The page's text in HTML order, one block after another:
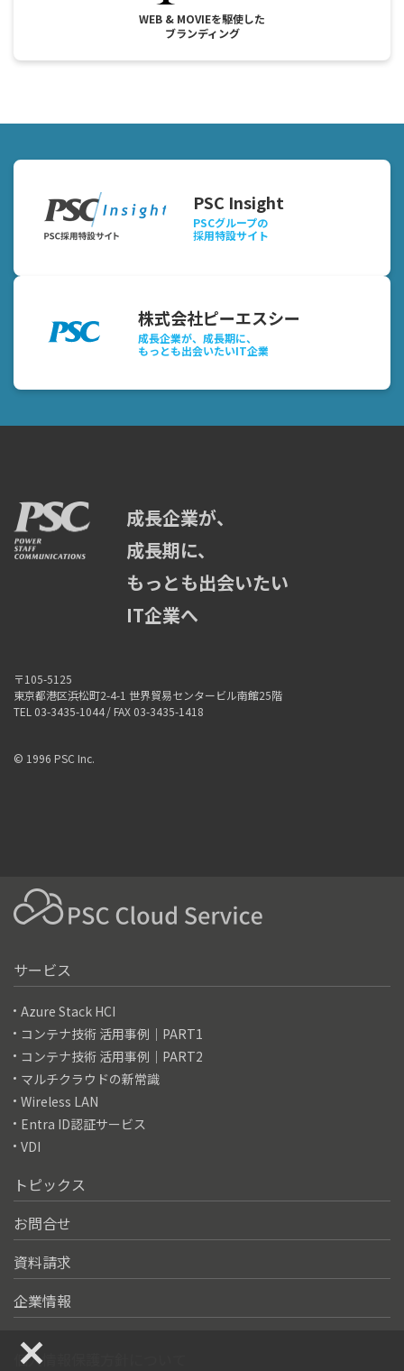
WEB & MOVIEを駆使した
ブランディング
PSC Insight
PSCグループの
採用特設サイト
株式会社ピーエスシー
成長企業が、成長期に、
もっとも出会いたいIT企業
成長企業が、
成長期に、
もっとも出会いたい
IT企業へ
〒105-5125
東京都港区浜松町2-4-1 世界貿易センタービル南館25階
TEL 03-3435-1044/ FAX 03-3435-1418
© 1996 PSC Inc.
サービス
Azure Stack HCI
コンテナ技術 活用事例｜PART1
コンテナ技術 活用事例｜PART2
マルチクラウドの新常識
Wireless LAN
Entra ID認証サービス
VDI
トピックス
お問合せ
資料請求
企業情報
個人情報保護方針について